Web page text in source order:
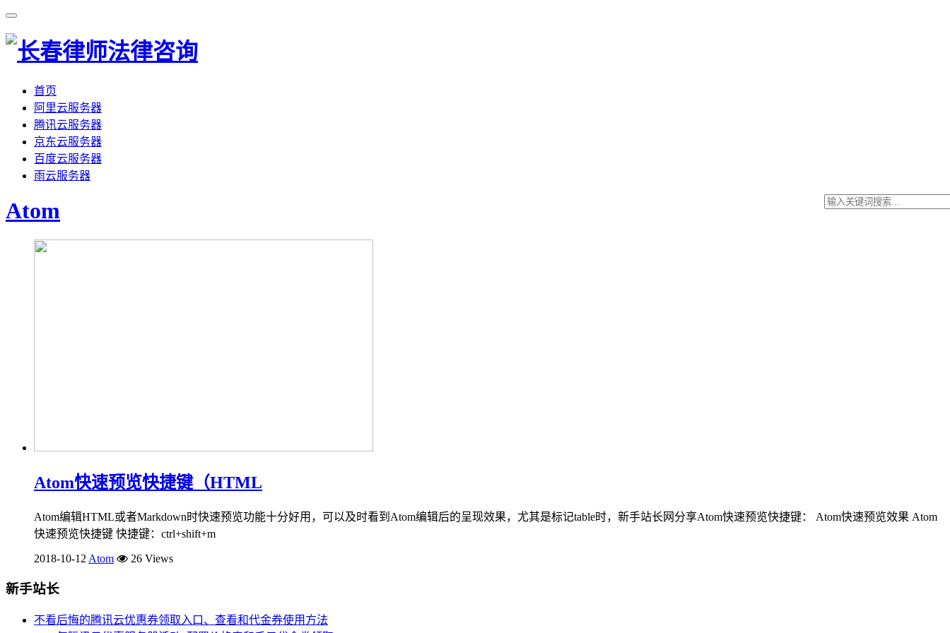
首页
阿里云服务器
腾讯云服务器
京东云服务器
百度云服务器
雨云服务器
Atom
Atom快速预览快捷键（HTML
Atom编辑HTML或者Markdown时快速预览功能十分好用，可以及时看到Atom编辑后的呈现效果，尤其是标记table时，新手站长网分享Atom快速预览快捷键： Atom快速预览效果 Atom
快速预览快捷键 快捷键：ctrl+shift+m
2018-10-12 Atom 26 Views
新手站长
不看后悔的腾讯云优惠券领取入口、查看和代金券使用方法